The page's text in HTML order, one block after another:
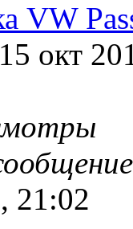
VW
окт
21:02